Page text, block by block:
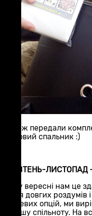
Також передали
зимовий спальник :)
ЖОВТЕНЬ-ЛИСТОПАД
Ще у вересні нам це
після довгих
дешевих опцій, ми
ширшу спільноту. На